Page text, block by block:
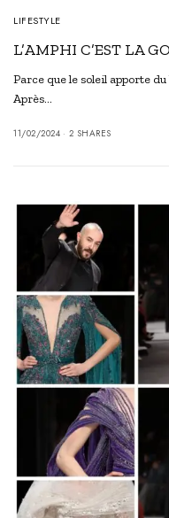
LIFESTYLE
L’AMPHI C’EST LA
Parce que le soleil apporte
Après…
11/02/2024 2 SHARES